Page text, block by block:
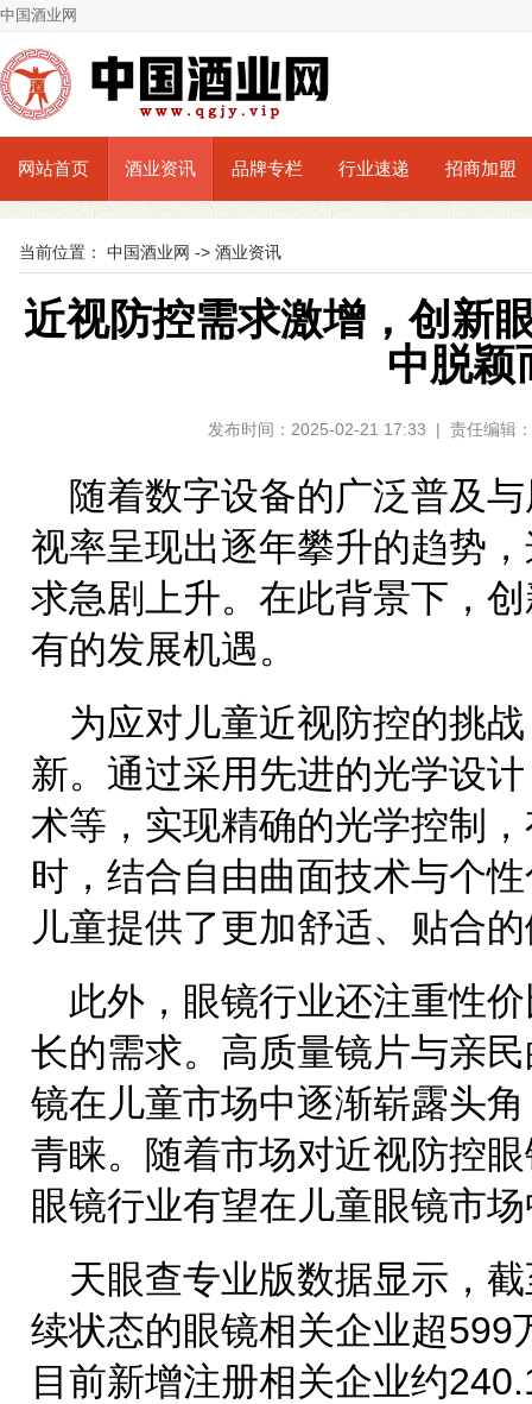
中国酒业网
网站首页 酒业资讯 品牌专栏 行业速递 招商加盟
当前位置： 中国酒业网 -> 酒业资讯
近视防控需求激增，创新
中脱颖
发布时间：2025-02-21 17:33 | 责任编辑
随着数字设备的广泛普及
视率呈现出逐年攀升的趋势
求急剧上升。在此背景下，
有的发展机遇。
为应对儿童近视防控的挑
新。通过采用先进的光学设
术等，实现精确的光学控制
时，结合自由曲面技术与个
儿童提供了更加舒适、贴合
此外，眼镜行业还注重性
长的需求。高质量镜片与亲
镜在儿童市场中逐渐崭露头
青睐。随着市场对近视防控
眼镜行业有望在儿童眼镜市
天眼查专业版数据显示，
续状态的眼镜相关企业超599
目前新增注册相关企业约